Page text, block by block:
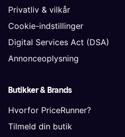
Privatliv & vilkår
Cookie-indstillinger
Digital Services Act (DSA)
Annonceoplysning
Butikker & Brands
Hvorfor PriceRunner?
Tilmeld din butik